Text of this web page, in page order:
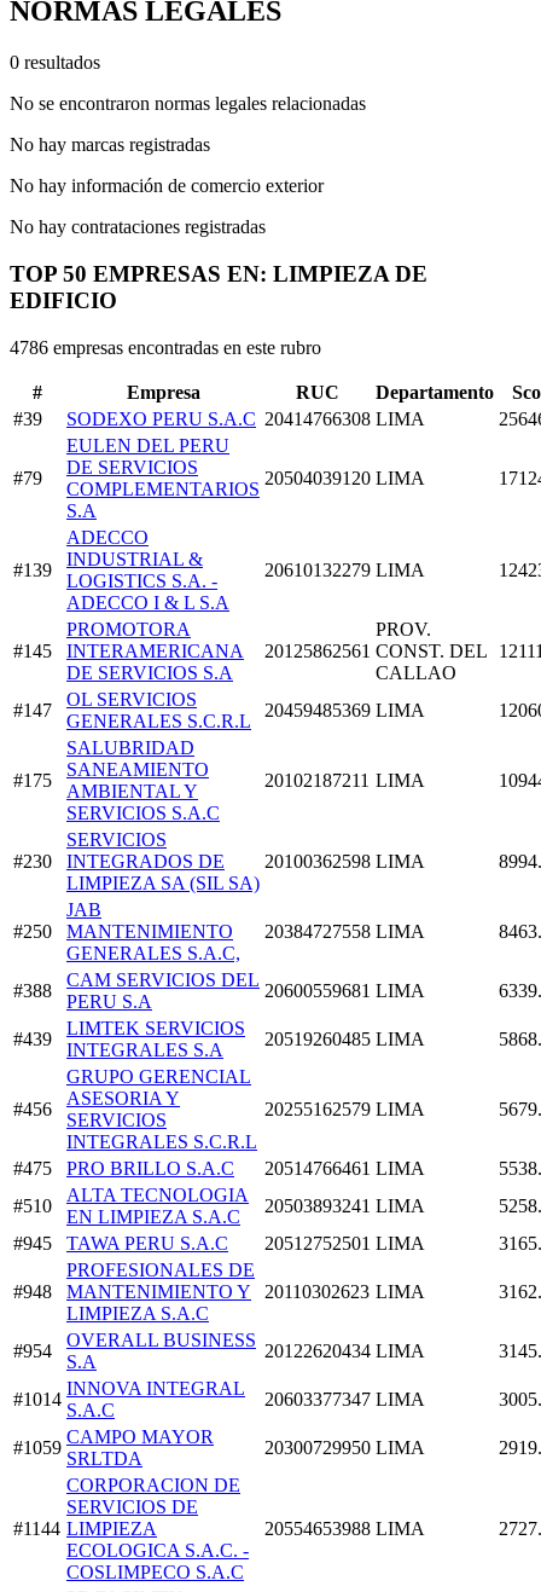
NORMAS LEGALES
0 resultados
No se encontraron normas legales relacionadas
No hay marcas registradas
No hay información de comercio exterior
No hay contrataciones registradas
TOP 50 EMPRESAS EN: LIMPIEZA DE
EDIFICIO
4786 empresas encontradas en este rubro
# Empresa RUC Departamento
#39
SODEXO PERU S.A.C 20414766308 LIMA
#79
EULEN DEL PERU
DE SERVICIOS
COMPLEMENTARIOS
S.A
20504039120 LIMA
#139
ADECCO
INDUSTRIAL &
LOGISTICS S.A. -
ADECCO I & L S.A
20610132279 LIMA
#145
PROMOTORA
INTERAMERICANA
DE SERVICIOS S.A
20125862561
PROV.
CONST. DEL
CALLAO
#147
OL SERVICIOS
GENERALES S.C.R.L
20459485369 LIMA
#175
SALUBRIDAD
SANEAMIENTO
AMBIENTAL Y
SERVICIOS S.A.C
20102187211 LIMA
#230
SERVICIOS
INTEGRADOS DE
LIMPIEZA SA (SIL SA)
20100362598 LIMA
#250
JAB
MANTENIMIENTO
GENERALES S.A.C,
20384727558 LIMA
#388
CAM SERVICIOS DEL
PERU S.A
20600559681 LIMA
#439
LIMTEK SERVICIOS
INTEGRALES S.A
20519260485 LIMA
#456
GRUPO GERENCIAL
ASESORIA Y
SERVICIOS
INTEGRALES S.C.R.L
20255162579 LIMA
#475 PRO BRILLO S.A.C 20514766461 LIMA
#510
ALTA TECNOLOGIA
EN LIMPIEZA S.A.C
20503893241 LIMA
#945
TAWA PERU S.A.C 20512752501 LIMA
#948
PROFESIONALES DE
MANTENIMIENTO Y
LIMPIEZA S.A.C
20110302623 LIMA
#954
OVERALL BUSINESS
S.A
20122620434 LIMA
#1014
INNOVA INTEGRAL
S.A.C
20603377347 LIMA
#1059
CAMPO MAYOR
SRLTDA
20300729950 LIMA
#1144
CORPORACION DE
SERVICIOS DE
LIMPIEZA
ECOLOGICA S.A.C. -
COSLIMPECO S.A.C
20554653988 LIMA